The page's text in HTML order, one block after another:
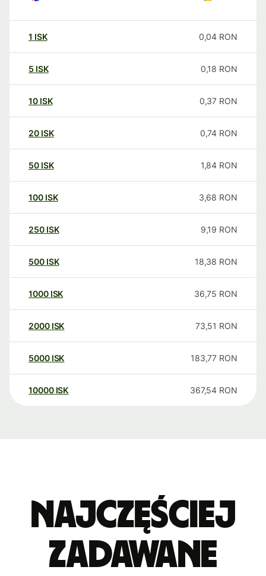
1 ISK 0,04 RON
5 ISK 0,18 RON
10 ISK 0,37 RON
20 ISK 0,74 RON
50 ISK 1,84 RON
100 ISK 3,68 RON
250 ISK 9,19 RON
500 ISK 18,38 RON
1000 ISK 36,75 RON
2000 ISK 73,51 RON
5000 ISK 183,77 RON
10000 ISK 367,54 RON
Najczęściej
zadawane